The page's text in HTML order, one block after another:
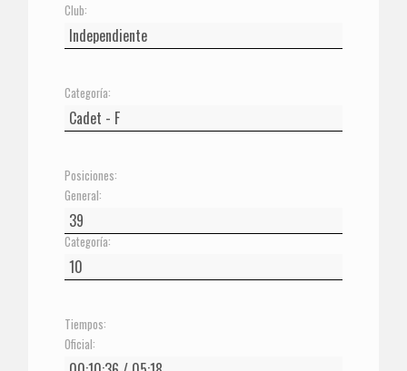
Club:
Categoría:
Posiciones:
General:
Categoría:
Tiempos:
Oficial: